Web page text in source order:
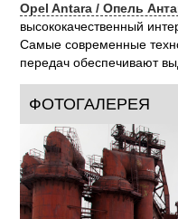
Opel Antara / Опель
высококачественный
Самые современные
передач обеспечивают
ФОТОГАЛЕРЕЯ